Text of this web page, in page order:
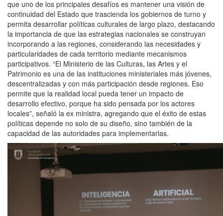
que uno de los principales desafíos es mantener una visión de
continuidad del Estado que trascienda los gobiernos de turno y
permita desarrollar políticas culturales de largo plazo, destacando
la importancia de que las estrategias nacionales se construyan
incorporando a las regiones, considerando las necesidades y
particularidades de cada territorio mediante mecanismos
participativos. “El Ministerio de las Culturas, las Artes y el
Patrimonio es una de las instituciones ministeriales más jóvenes,
descentralizadas y con más participación desde regiones. Eso
permite que la realidad local pueda tener un impacto de
desarrollo efectivo, porque ha sido pensada por los actores
locales”, señaló la ex ministra, agregando que el éxito de estas
políticas depende no solo de su diseño, sino también de la
capacidad de las autoridades para implementarlas.